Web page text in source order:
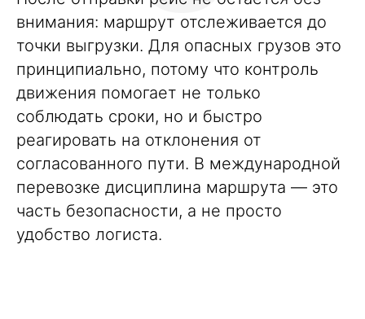
внимания: маршрут отслеживается до
точки выгрузки. Для опасных грузов это
принципиально, потому что контроль
движения помогает не только
соблюдать сроки, но и быстро
реагировать на отклонения от
согласованного пути. В международной
перевозке дисциплина маршрута — это
часть безопасности, а не просто
удобство логиста.